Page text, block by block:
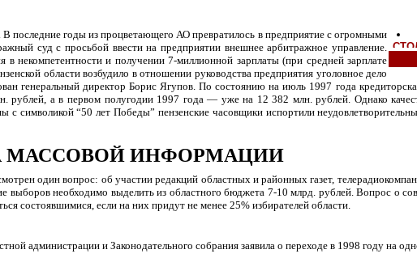
последние годы из процветающего АО превратилось в предприятие с огромными
суд с просьбой ввести на предприятии внешнее арбитражное управление.
некомпетентности и получении 7-миллионной зарплаты (при средней зарплате
области возбудило в отношении руководства предприятия уголовное дело
генеральный директор Борис Ягупов. По состоянию на июль 1997 года
а в первом полугодии 1997 года — уже на 12 382 млн. рублей. Однако
символикой “50 лет Победы” пензенские часовщики испортили
МАССОВОЙ ИНФОРМАЦИИ
один вопрос: об участии редакций областных и районных газет,
выборов необходимо выделить из областного бюджета 7-10 млрд. рублей. Вопрос о
состоявшимися, если на них придут не менее 25% избирателей области.
администрации и Законодательного собрания заявила о переходе в 1998 году на